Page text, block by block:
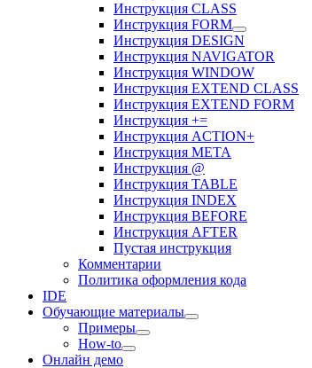
Инструкция CLASS
Инструкция FORM
Инструкция DESIGN
Инструкция NAVIGATOR
Инструкция WINDOW
Инструкция EXTEND CLASS
Инструкция EXTEND FORM
Инструкция +=
Инструкция ACTION+
Инструкция META
Инструкция @
Инструкция TABLE
Инструкция INDEX
Инструкция BEFORE
Инструкция AFTER
Пустая инструкция
Комментарии
Политика оформления кода
IDE
Обучающие материалы
Примеры
How-to
Онлайн демо